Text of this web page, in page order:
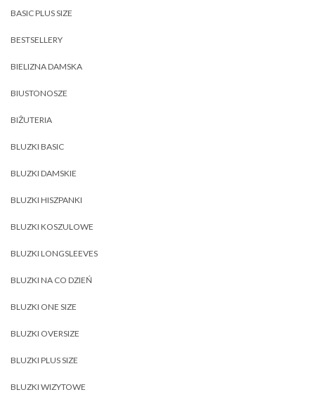
BASIC PLUS SIZE
BESTSELLERY
BIELIZNA DAMSKA
BIUSTONOSZE
BIŻUTERIA
BLUZKI BASIC
BLUZKI DAMSKIE
BLUZKI HISZPANKI
BLUZKI KOSZULOWE
BLUZKI LONGSLEEVES
BLUZKI NA CO DZIEŃ
BLUZKI ONE SIZE
BLUZKI OVERSIZE
BLUZKI PLUS SIZE
BLUZKI WIZYTOWE